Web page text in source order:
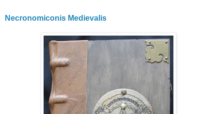
Necronomiconis Medievalis